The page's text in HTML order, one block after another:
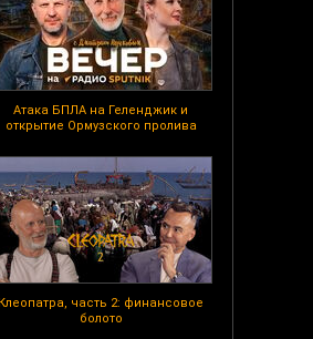
Атака БПЛА на Геленджик и
открытие Ормузского пролива
Клеопатра, часть 2: финансовое
болото